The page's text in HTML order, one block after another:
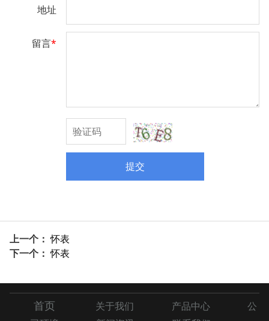
地址
留言*
提交
上一个：怀表
下一个：怀表
首页 关于我们 产品中心
公